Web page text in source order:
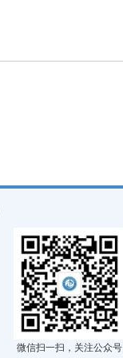
微信扫一扫，关注公众号